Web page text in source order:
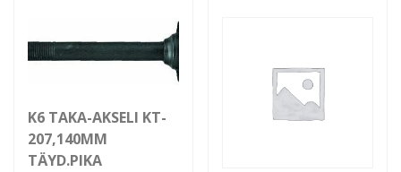
K6 TAKA-AKSELI KT-
207,140MM
TÄYD.PIKA